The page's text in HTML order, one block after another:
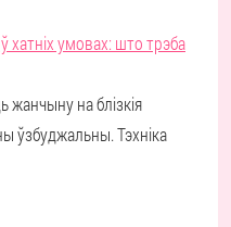
хатніх умовах: што трэба
жанчыну на блізкія
ўзбуджальны. Тэхніка